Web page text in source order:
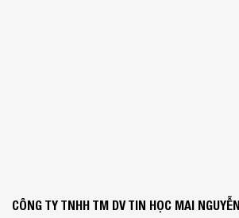
CÔNG TY TNHH TM DV TIN HỌC MAI NGUYỄN